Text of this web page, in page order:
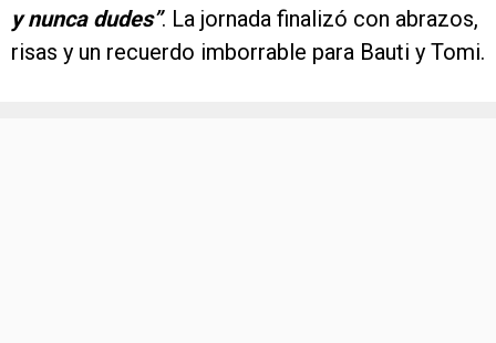
y nunca dudes”. La jornada finalizó con abrazos,
risas y un recuerdo imborrable para Bauti y Tomi.